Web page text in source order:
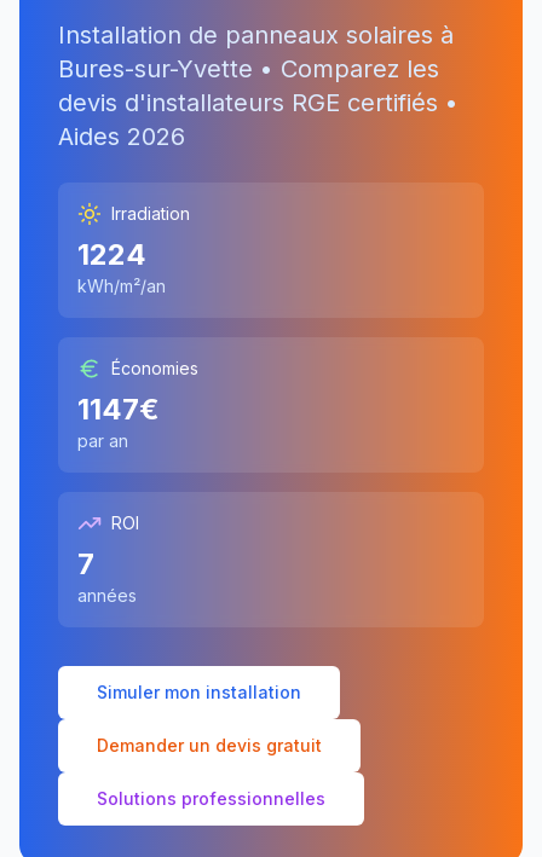
Installation de panneaux solaires à
Bures-sur-Yvette • Comparez les
devis d'installateurs RGE certifiés •
Aides 2026
Irradiation
1224
kWh/m²/an
Économies
1147€
par an
ROI
7
années
Simuler mon installation
Demander un devis gratuit
Solutions professionnelles